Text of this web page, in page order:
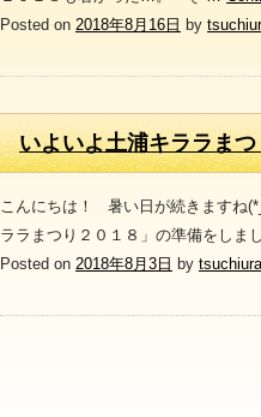
Posted on 2018年8月16日 by
いよいよ土浦キララま
こんにちは！ 暑い日が続きますね
ララまつり２０１８」の準備をし
Posted on 2018年8月3日 by tsuchiura